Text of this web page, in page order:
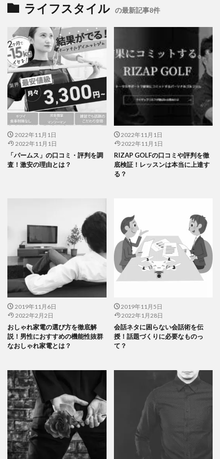
ライフスタイル の最新記事8件
2022年11月1日
2022年11月1日
「パームス」の口コミ・評判を調
査！激安の理由とは？
2022年11月1日
2022年11月1日
RIZAP GOLFの口コミや評判を徹
底検証！レッスンは本当に上達す
る？
2019年11月6日
2022年2月2日
おしゃれ家電の選び方を徹底解
説！男性におすすめの機能性抜群
なおしゃれ家電とは？
2019年11月5日
2022年1月28日
会話ネタに困らない会話術を伝
授！話題づくりに必要なものっ
て？